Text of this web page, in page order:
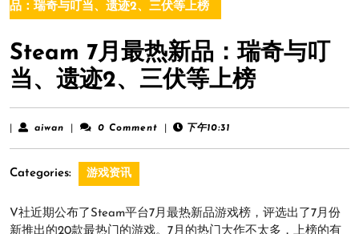
品：瑞奇与叮当、遗迹2、三伏等上榜
Steam 7月最热新品：瑞奇与叮
当、遗迹2、三伏等上榜
aiwan aiwan 0 Comment 下午10:31
Categories: 游戏资讯
V社近期公布了Steam平台7月最热新品游戏榜，评选出了7月份
新推出的20款最热门的游戏。7月的热门大作不太多，上榜的有